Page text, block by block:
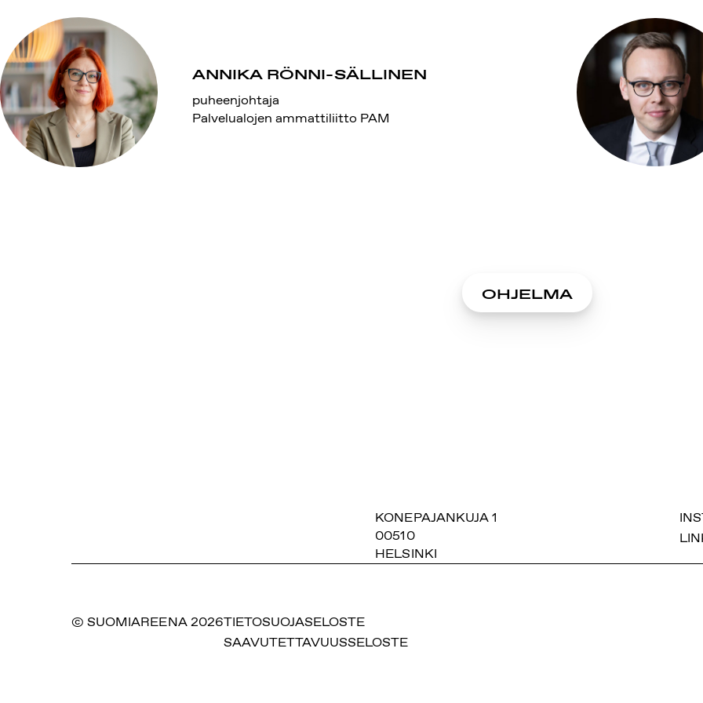
ANNIKA RÖNNI-SÄLLINEN
puheenjohtaja
Palvelualojen ammattiliitto PAM
OHJELMA
SUOMIAREENA
KONEPAJANKUJA 1
00510
HELSINKI
© SUOMIAREENA 2026TIETOSUOJASELOSTE
SAAVUTETTAVUUSSELOSTE